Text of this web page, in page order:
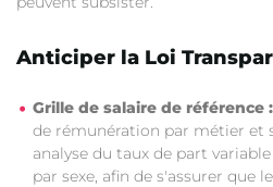
Anticiper la Loi
Grille de salaire de référence :
de rémunération par métier et
analyse du taux de part
par sexe, afin de s'assurer que